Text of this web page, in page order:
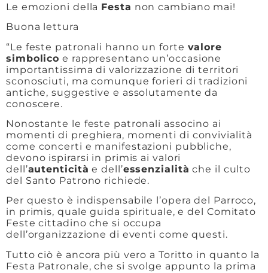
Le emozioni della Festa non cambiano mai!
Buona lettura
“Le feste patronali hanno un forte valore
simbolico e rappresentano un’occasione
importantissima di valorizzazione di territori
sconosciuti, ma comunque forieri di tradizioni
antiche, suggestive e assolutamente da
conoscere.
Nonostante le feste patronali associno ai
momenti di preghiera, momenti di convivialità
come concerti e manifestazioni pubbliche,
devono ispirarsi in primis ai valori
dell’autenticità e dell’essenzialità che il culto
del Santo Patrono richiede.
Per questo è indispensabile l’opera del Parroco,
in primis, quale guida spirituale, e del Comitato
Feste cittadino che si occupa
dell’organizzazione di eventi come questi.
Tutto ciò è ancora più vero a Toritto in quanto la
Festa Patronale, che si svolge appunto la prima